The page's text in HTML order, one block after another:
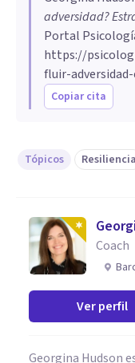
adversidad?
Portal
https://
fluir-
Copiar cita
Tópicos Resiliencia
Coach
Ver perfil
Georgina Hudson